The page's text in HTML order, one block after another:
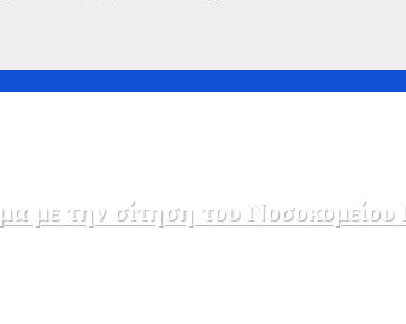
με την σίτηση του Νοσοκομείου